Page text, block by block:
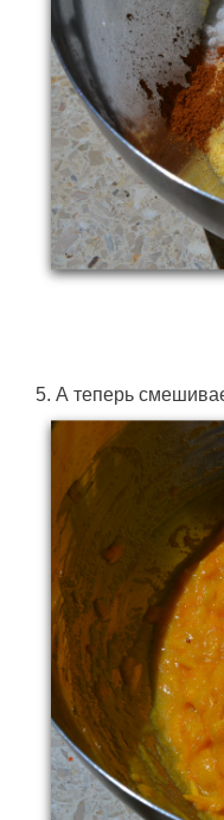
5. А теперь